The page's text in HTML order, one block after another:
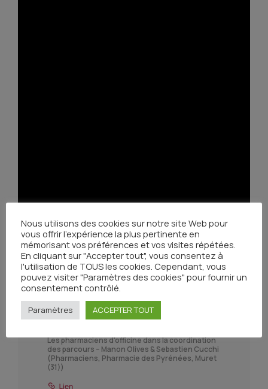
Les pharmaciens d'officine dans la coordination
des parcours – Manon Olives & Sebastien Cucchi
(Pharmaciens, Pharmacie des Pyrénées, Muret
(31))
Nous utilisons des cookies sur notre site Web pour
vous offrir l'expérience la plus pertinente en
mémorisant vos préférences et vos visites répétées.
En cliquant sur "Accepter tout", vous consentez à
l'utilisation de TOUS les cookies. Cependant, vous
pouvez visiter "Paramètres des cookies" pour fournir un
consentement contrôlé.
Paramètres ACCEPTER TOUT